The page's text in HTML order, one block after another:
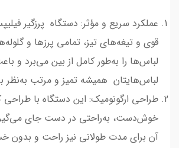
عملکرد سریع و مؤثر: دستگاه پرزگیر
قوی و تیغه‌های تیز، تمامی پرزها و
لباس‌ها را به‌طور کامل از بین می‌برد و
لباس‌هایتان همیشه تمیز و مرتب به‌نظر
طراحی ارگونومیک: این دستگاه با
خوش‌دست، به‌راحتی در دست جای می‌گیرد
آن برای مدت طولانی نیز راحت و